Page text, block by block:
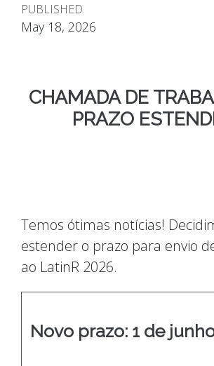
PUBLISHED
May 18, 2026
CHAMADA DE
PRAZO
Temos ótimas notícias!
estender o prazo para envio
ao LatinR 2026.
Novo prazo: 1 de